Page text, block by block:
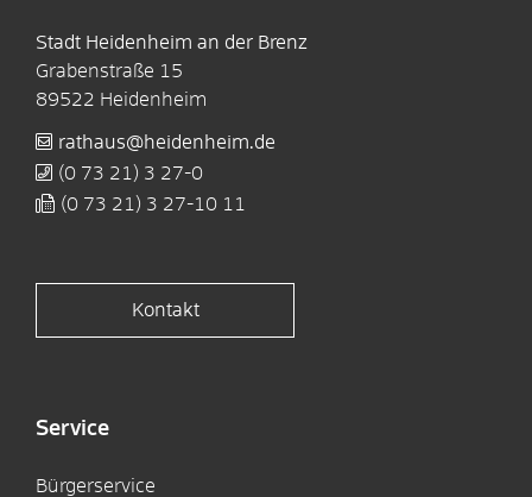
Stadt Heidenheim an der Brenz
Grabenstraße 15
89522 Heidenheim
rathaus@heidenheim.de
(0 73 21) 3 27-0
(0 73 21) 3 27-10 11
Kontakt
Service
Bürgerservice